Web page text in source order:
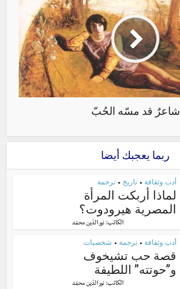
شاعرٌ قد مسّه الحُبّ
ربما يعجبك أيضا
أدب وثقافة • تاريخ • ترجمة
لماذا أربكت المرأة
المصرية هيرودوت؟
الكاتب:نور الدّين محمّد
أدب وثقافة • ترجمة • شخصيات
قصة حب تشيخوف
و”حوتته” اللطيفة
الكاتب:نور الدّين محمّد